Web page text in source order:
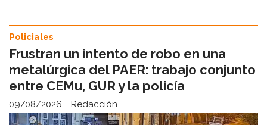
Frustran un intento de robo en una
metalúrgica del PAER: trabajo conjunto
entre CEMu, GUR y la policía
Redacción
Policiales
09/08/2026